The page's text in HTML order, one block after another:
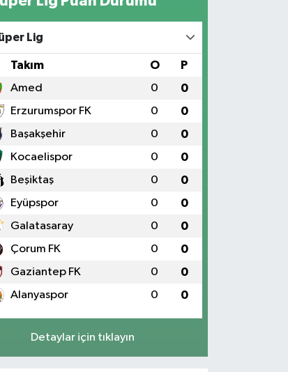
Lig
Takım O P
Amed 0 0
Erzurumspor FK 0 0
Başakşehir 0 0
Kocaelispor 0 0
Beşiktaş 0 0
Eyüpspor 0 0
Galatasaray 0 0
Çorum FK 0 0
Gaziantep FK 0 0
Alanyaspor 0 0
Detaylar için tıklayın